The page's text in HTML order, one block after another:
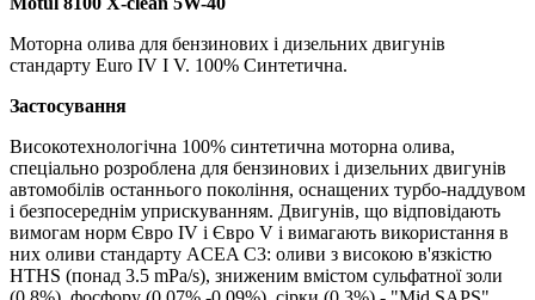
Моторна олива для бензинових і дизельних двигунів
стандарту Euro IV І V. 100% Синтетична.
Застосування
Високотехнологічна 100% синтетична моторна олива,
спеціально розроблена для бензинових і дизельних двигунів
автомобілів останнього покоління, оснащених турбо-наддувом
і безпосереднім уприскуванням. Двигунів, що відповідають
вимогам норм Євро IV і Євро V і вимагають використання в
них оливи стандарту ACEA C3: оливи з високою в'язкістю
HTHS (понад 3.5 mPa/s), зниженим вмістом сульфатної золи